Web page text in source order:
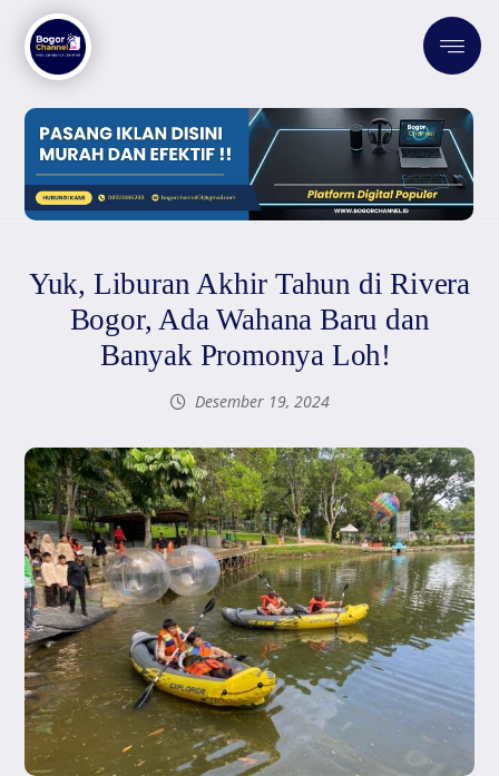
Yuk, Liburan Akhir Tahun di Rivera
Bogor, Ada Wahana Baru dan
Banyak Promonya Loh!
Desember 19, 2024